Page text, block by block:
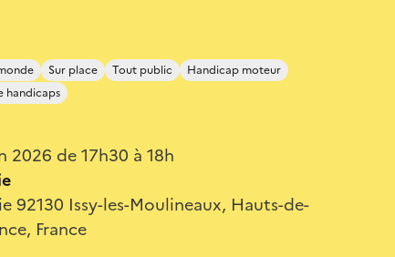
Sur place Tout public
Handicap moteur
handicaps
2026 de 17h30 à 18h
92130 Issy-les-Moulineaux, Hauts-de-
France